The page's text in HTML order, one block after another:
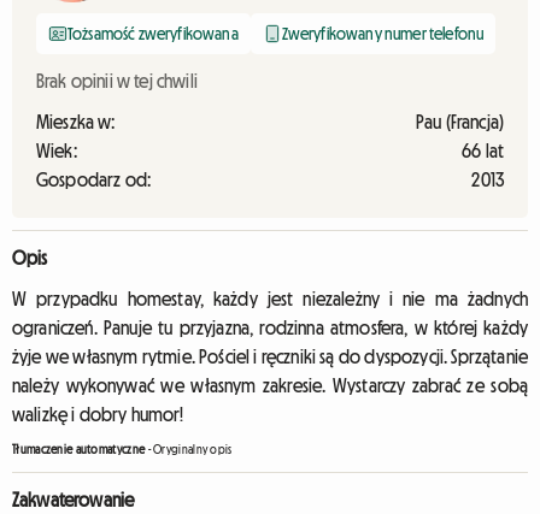
Tożsamość zweryfikowana Zweryfikowany numer telefonu
Brak opinii w tej chwili
Mieszka w:
Pau (Francja)
Wiek:
66 lat
Gospodarz od:
2013
Opis
W przypadku homestay, każdy jest niezależny i nie ma żadnych
ograniczeń. Panuje tu przyjazna, rodzinna atmosfera, w której każdy
żyje we własnym rytmie. Pościel i ręczniki są do dyspozycji. Sprzątanie
należy wykonywać we własnym zakresie. Wystarczy zabrać ze sobą
walizkę i dobry humor!
Tłumaczenie automatyczne-Oryginalny opis
Zakwaterowanie